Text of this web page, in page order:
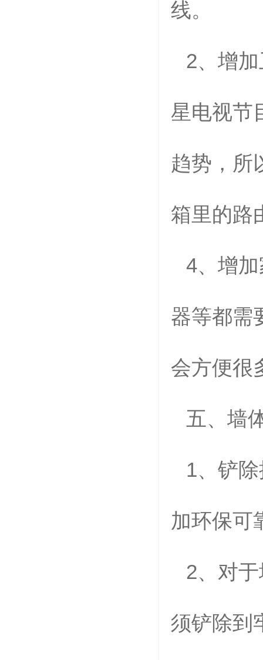
线。
2、增
星电视节
趋势，所
箱里的路
4、增
器等都需
会方便很
五、 墙
1、铲
加环保可
2、对
须铲除到